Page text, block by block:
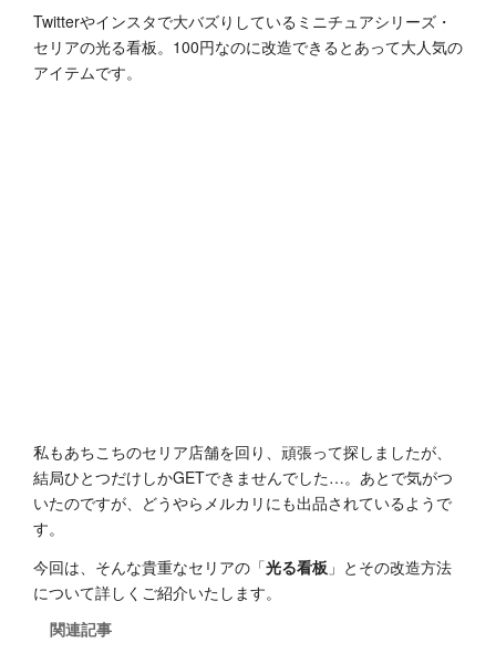
Twitterやインスタで大バズりしているミニチュアシリーズ・
セリアの光る看板。100円なのに改造できるとあって大人気の
アイテムです。
私もあちこちのセリア店舗を回り、頑張って探しましたが、
結局ひとつだけしかGETできませんでした…。あとで気がつ
いたのですが、どうやらメルカリにも出品されているようで
す。
今回は、そんな貴重なセリアの「光る看板 」とその改造方法
について詳しくご紹介いたします。
関連記事